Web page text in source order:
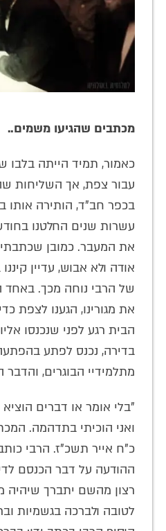
מכתבים שהגיעו משמים..
כאמור, תמיד הייתה בלבו
עבור צפת, אך השליחות
בכפר חב"ד, הותירה אותו
עשרות שנים החלטנו
את המעבר. כמובן שכתבתי
אודה ולא אבוש, עדיין
של הרבי נוחה מכך. באחד
את מגורינו, הגענו לצפת
הבית רגע לפני שנכנסו
בדירה, נכנס לפתע
מתלמידיי הבוגרים, והדבר
"בלי אומר או דברים
ואני הוכיתי בתדהמה.
כ"ח אייר תשכ"ז. הרבי
ההודעה על דבר הכנסם
רצון מהשם יתברך
לטובה ולברכה בגשמיות